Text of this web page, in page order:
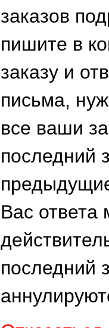
заказов
пишите в
заказу и
письма,
все ваши
последний
Вас ответа
последний